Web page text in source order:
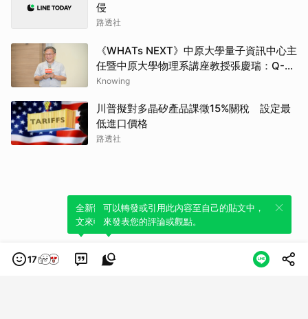
侵
路透社
《WHATs NEXT》中原大學量子資訊中心主
任暨中原大學物理系講座教授張慶瑞：Q-
day的countdown現在已經開始了
Knowing
川普擬對多晶矽產品課徵15%關稅 設定最
低進口價格
路透社
17
全新體驗！一鍵引用此內容，透過發布貼
文來輕鬆表達個人立場。
可以轉發或引用此內容至自己的貼文中，
來發表您的評論或觀點。